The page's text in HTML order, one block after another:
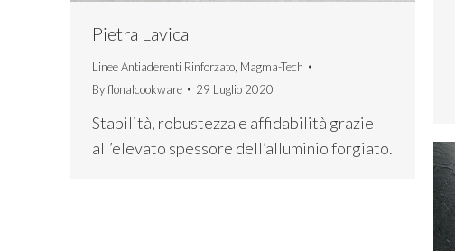
Pietra Lavica
Linee Antiaderenti Rinforzato Magma-Tech
Byflonalcookware 29 Luglio 2020
Stabilità, robustezza e affidabilità grazie
all’elevato spessore dell’alluminio forgiato.